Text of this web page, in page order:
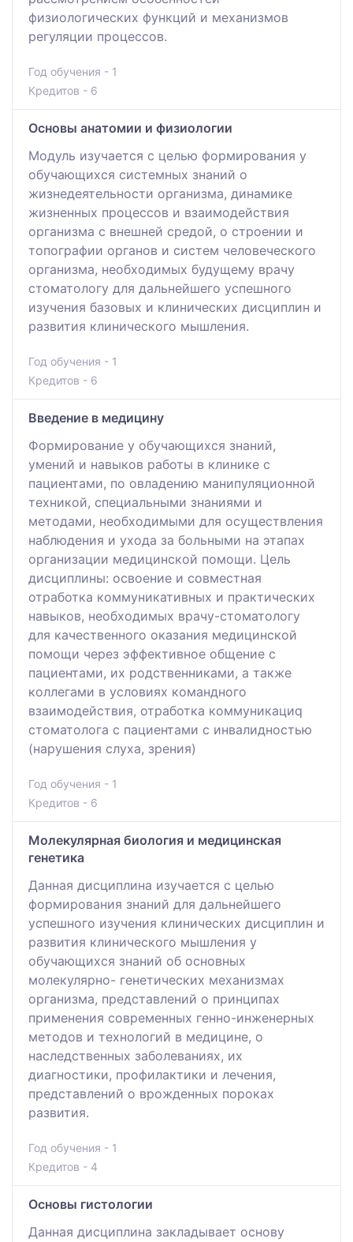
физиологических функций и механизмов
регуляции процессов.
Год обучения - 1
Кредитов - 6
Основы анатомии и физиологии
Модуль изучается с целью формирования у
обучающихся системных знаний о
жизнедеятельности организма, динамике
жизненных процессов и взаимодействия
организма с внешней средой, о строении и
топографии органов и систем человеческого
организма, необходимых будущему врачу
стоматологу для дальнейшего успешного
изучения базовых и клинических дисциплин и
развития клинического мышления.
Год обучения - 1
Кредитов - 6
Введение в медицину
Формирование у обучающихся знаний,
умений и навыков работы в клинике с
пациентами, по овладению манипуляционной
техникой, специальными знаниями и
методами, необходимыми для осуществления
наблюдения и ухода за больными на этапах
организации медицинской помощи. Цель
дисциплины: освоение и совместная
отработка коммуникативных и практических
навыков, необходимых врачу-стоматологу
для качественного оказания медицинской
помощи через эффективное общение с
пациентами, их родственниками, а также
коллегами в условиях командного
взаимодействия, отработка коммуникациq
стоматолога с пациентами с инвалидностью
(нарушения слуха, зрения)
Год обучения - 1
Кредитов - 6
Молекулярная биология и медицинская
генетика
Данная дисциплина изучается с целью
формирования знаний для дальнейшего
успешного изучения клинических дисциплин и
развития клинического мышления у
обучающихся знаний об основных
молекулярно- генетических механизмах
организма, представлений о принципах
применения современных генно-инженерных
методов и технологий в медицине, о
наследственных заболеваниях, их
диагностики, профилактики и лечения,
представлений о врожденных пороках
развития.
Год обучения - 1
Кредитов - 4
Основы гистологии
Данная дисциплина закладывает основу